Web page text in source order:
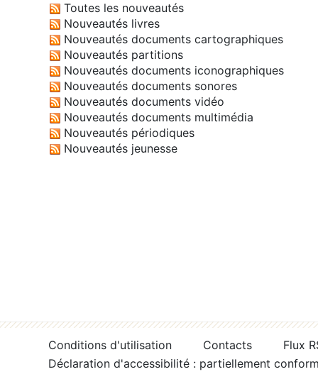
Toutes les nouveautés
Nouveautés livres
Nouveautés documents cartographiques
Nouveautés partitions
Nouveautés documents iconographiques
Nouveautés documents sonores
Nouveautés documents vidéo
Nouveautés documents multimédia
Nouveautés périodiques
Nouveautés jeunesse
Conditions d'utilisation Contacts
Flux
Déclaration d'accessibilité : partiellement